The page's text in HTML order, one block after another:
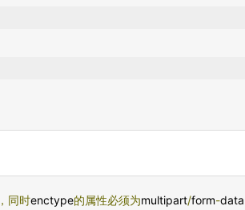
，同时enctype的属性必须为multipart/form-data